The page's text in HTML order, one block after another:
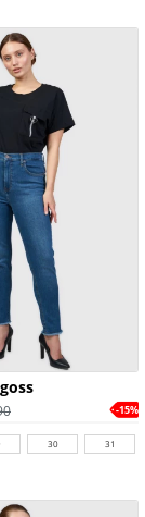
-15%
30 31